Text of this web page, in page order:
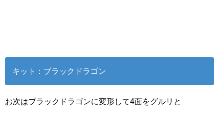
キット：ブラックドラゴン
お次はブラックドラゴンに変形して4面をグルリと